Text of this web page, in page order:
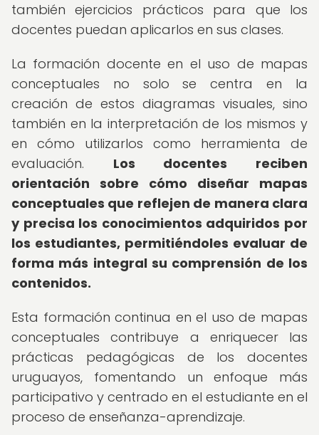
también ejercicios prácticos para que los
docentes puedan aplicarlos en sus clases.
La formación docente en el uso de mapas
conceptuales no solo se centra en la
creación de estos diagramas visuales, sino
también en la interpretación de los mismos y
en cómo utilizarlos como herramienta de
evaluación. Los docentes reciben
orientación sobre cómo diseñar mapas
conceptuales que reflejen de manera clara
y precisa los conocimientos adquiridos por
los estudiantes, permitiéndoles evaluar de
forma más integral su comprensión de los
contenidos.
Esta formación continua en el uso de mapas
conceptuales contribuye a enriquecer las
prácticas pedagógicas de los docentes
uruguayos, fomentando un enfoque más
participativo y centrado en el estudiante en el
proceso de enseñanza-aprendizaje.